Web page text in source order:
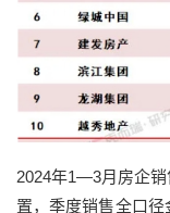
2024年1—3月房企销
置，季度销售全口